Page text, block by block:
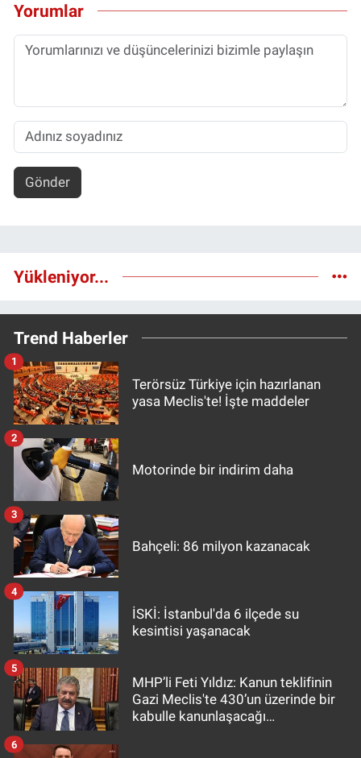
Yorumlar
Gönder
Yükleniyor...
Trend Haberler
Terörsüz Türkiye için hazırlanan
yasa Meclis'te! İşte maddeler
1
Motorinde bir indirim daha
2
Bahçeli: 86 milyon kazanacak
3
İSKİ: İstanbul'da 6 ilçede su
kesintisi yaşanacak
4
MHP’li Feti Yıldız: Kanun teklifinin
Gazi Meclis'te 430’un üzerinde bir
kabulle kanunlaşacağı
5
6